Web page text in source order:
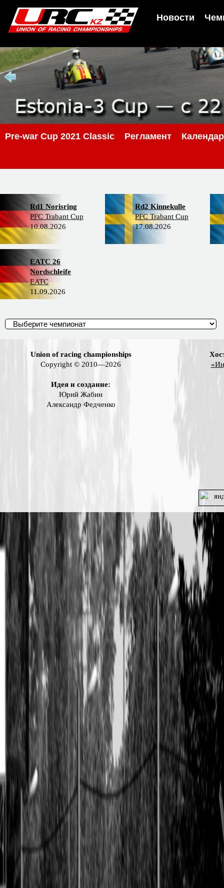
Новости
Pre-war Cup 2021 Classic Регламент
Rd1 Norisring
PFC Trabant Cup
10.08.2026
Rd2 Kinnekulle
PFC Trabant Cup
17.08.2026
EATC 26
Nordschleife
EATC
11.09.2026
Union of racing championships
Copyright © 2010—2026
Идея и создание:
Юрий Жабин
Александр Федченко